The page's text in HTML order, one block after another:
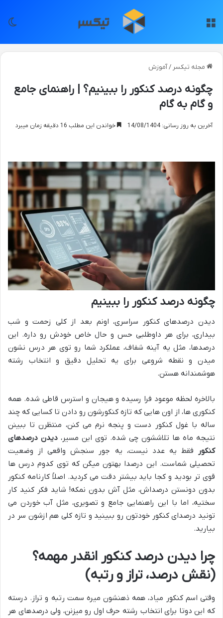
مجله تیکسر /آموزش
چگونه درصد کنکور را ببینیم؟ | راهنمای جامع
و گام به گام
آخرین به روز رسانی: 14/08/1404 خواندن این مطلب 16 دقیقه زمان میبرد
چگونه درصد کنکور را ببینیم
دیدن درصدهای کنکور سراسری، اونم بعد از کلی زحمت و شب
بیداری، برای هر داوطلبی حس و حال خاص خودش رو داره. این
درصدها، مثل یه آینه شفاف، عملکرد شما رو توی هر درس نشون
میدن و نقطه شروعی برای یه تحلیل دقیق و انتخاب رشته
هوشمندانه هستن.
بالاخره لحظه موعود فرا رسیده و هیجان و استرس قاطی شده. همه
کنکوری ها، از اون هایی که تازه کنکورشون رو دادن تا کسایی که چند
ساله با غول کنکور دست و پنجه نرم می کنن، منتظرن تا ببینن
نتیجه ماه ها تلاششون چی شده. توی این مسیر، دیدن درصدهای
کنکور
فقط یه عدد نیست، یه جور سنجش واقعی از وضعیت
تحصیلی شماست. این درصدا بهتون میگن که توی کدوم درس ها
قوی تر بودید و کجا باید بیشتر دقت می کردید. اصلاً کارنامه کنکور
بدون دونستن درصداش، مثل آش بدون نمکه! شاید فکر کنید کار
سختیه، اما با این راهنمایی جامع و تصویری، مثل آب خوردن می
تونید درصدای کنکور خودتون رو ببینید و تازه کلی هم ازشون سر در
بیارید.
چرا دیدن درصد کنکور انقدر مهمه؟
(نقش درصد، تراز و رتبه)
وقتی اسم کنکور میاد، همه ذهنشون میره سمت رتبه و تراز. درسته
که این دوتا برای انتخاب رشته حرف اول رو میزنن، ولی درصدهای هر